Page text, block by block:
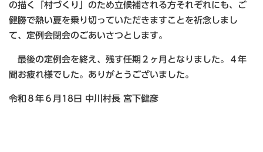
の描く「村づくり」のため立候補される方それぞれにも、ご
健勝で熱い夏を乗り切っていただきますことを祈念しまし
て、定例会閉会のごあいさつとします。
最後の定例会を終え、残す任期２ヶ月となりました。４年
間お疲れ様でした。ありがとうございました。
令和８年６月18日 中川村長 宮下健彦